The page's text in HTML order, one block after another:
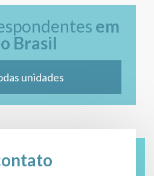
em
Brasil
unidades